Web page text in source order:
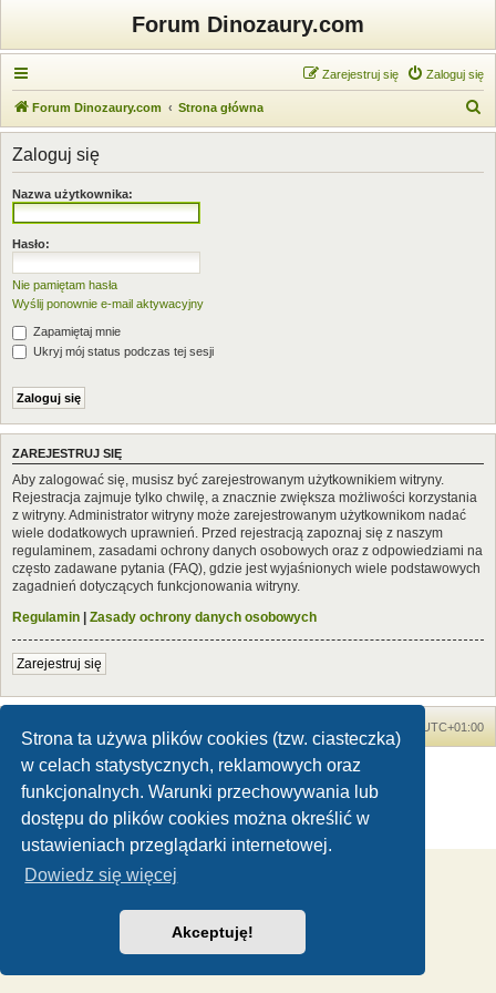
Strona ta używa plików cookies (tzw. ciasteczka)
w celach statystycznych, reklamowych oraz
funkcjonalnych. Warunki przechowywania lub
dostępu do plików cookies można określić w
ustawieniach przeglądarki internetowej.
Dowiedz się więcej
Akceptuję!
Forum Dinozaury.com
Zaloguj się
Zarejestruj się
Forum Dinozaury.com Strona główna
z
Zaloguj się
Nazwa użytkownika:
Hasło:
Nie pamiętam hasła
Wyślij ponownie e-mail aktywacyjny
Zapamiętaj mnie
Ukryj mój status podczas tej sesji
ZAREJESTRUJ SIĘ
Aby zalogować się, musisz być zarejestrowanym użytkownikiem witryny.
Rejestracja zajmuje tylko chwilę, a znacznie zwiększa możliwości korzystania
z witryny. Administrator witryny może zarejestrowanym użytkownikom nadać
wiele dodatkowych uprawnień. Przed rejestracją zapoznaj się z naszym
regulaminem, zasadami ochrony danych osobowych oraz z odpowiedziami na
często zadawane pytania (FAQ), gdzie jest wyjaśnionych wiele podstawowych
zagadnień dotyczących funkcjonowania witryny.
Regulamin | Zasady ochrony danych osobowych
Zarejestruj się
UTC+01:00
Dinozaury.com© 2006-2020
Technologię dostarczaphpBB® Forum Software © phpBB Limited
Zasady ochrony danych osobowych|Regulamin